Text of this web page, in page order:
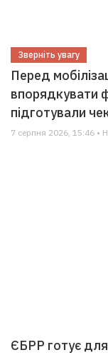
Зверніть увагу
Перед
впорядкувати
підготували
7 серпня 2026, 15:46 •
ЄБРР готує